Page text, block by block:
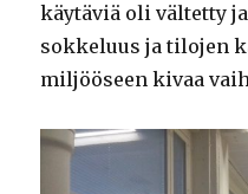
käytäviä oli vältetty
sokkeluus ja tilojen
miljööseen kivaa